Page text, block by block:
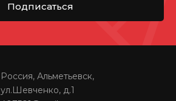
Подписаться
Россия, Альметьевск,
ул.Шевченко, д.1